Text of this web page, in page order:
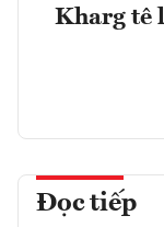
Kharg tê
Đọc tiếp